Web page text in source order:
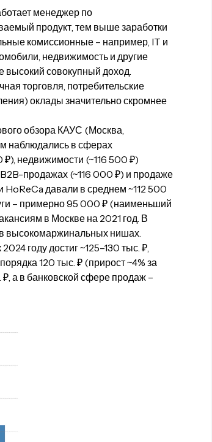
менеджер по
продукт, тем выше заработки
комиссионные – например, IT и
недвижимость и другие
совокупный доход.
торговля, потребительские
оклады значительно скромнее
обзора КАУС (Москва,
наблюдались в сферах
недвижимости (~116 500 ₽)
продажах (~116 000 ₽) и продаже
давали в среднем ~112 500
– примерно 95 000 ₽ (наименьший
в Москве на 2021 год. В
высокомаржинальных нишах.
году достиг ~125–130 тыс. ₽,
120 тыс. ₽ (прирост ~4% за
а в банковской сфере продаж –